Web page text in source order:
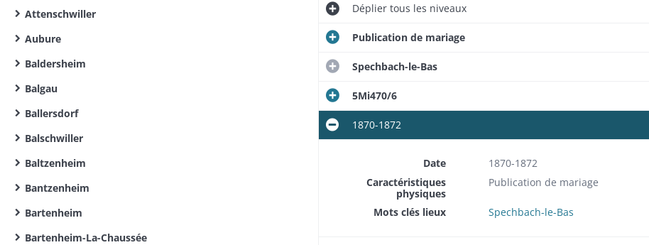
Attenschwiller
Aubure
Baldersheim
Balgau
Ballersdorf
Balschwiller
Baltzenheim
Bantzenheim
Bartenheim
Bartenheim-La-Chaussée
Dépliertous les niveaux
Publication de mariage
Spechbach-le-Bas
5Mi470/6
1870-1872
Date
1870-1872
Caractéristiques
physiques
Publication de mariage
Mots clés lieux Spechbach-le-Bas